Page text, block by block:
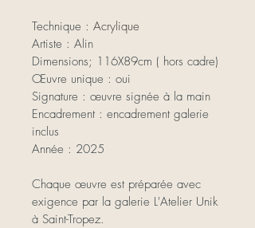
Technique : Acrylique
Artiste : Alin
Dimensions; 116X89cm ( hors cadre)
Œuvre unique : oui
Signature : œuvre signée à la main
Encadrement : encadrement galerie
inclus
Année : 2025
Chaque œuvre est préparée avec
exigence par la galerie L'Atelier Unik
à Saint-Tropez.